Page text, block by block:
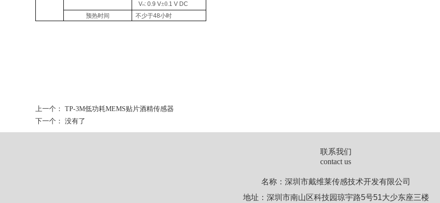
VH: 0.9 V±0.1 V DC
预热时间
不少于48小时
上一个： TP-3M低功耗MEMS贴片酒精传感器
下一个： 没有了
联系我们
contact us
名称：深圳市戴维莱传感技术开发有限公司
地址：深圳市南山区科技园琼宇路5号51大少东座三楼